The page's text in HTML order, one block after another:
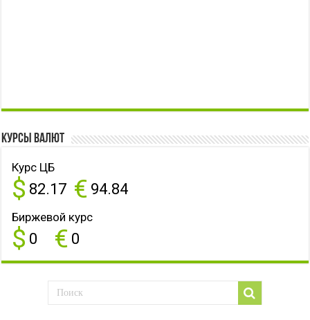
Курсы валют
Курс ЦБ
$ 82.17 € 94.84
Биржевой курс
$ 0 € 0